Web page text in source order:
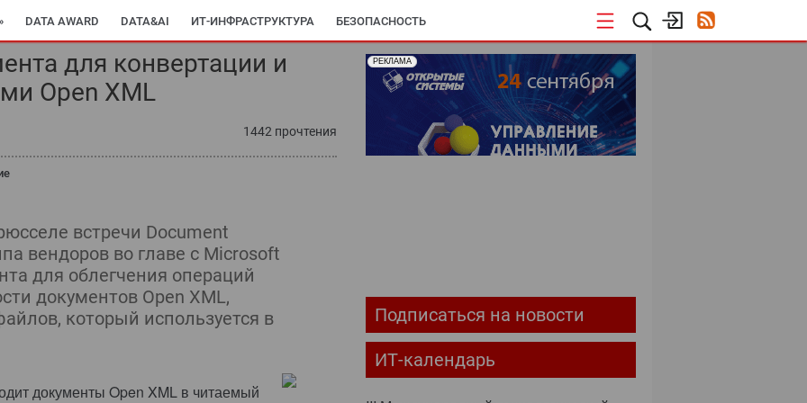
DATA AWARD DATA&AI ИТ-ИНФРАСТРУКТУРА БЕЗОПАСНОСТЬ
МИР ИТ В ЗДРАВООХРАНЕНИИ ПАРТНЕРСКИЕ ПРОЕКТЫ
для конвертации и
Open XML
1442 прочтения
встречи Document
вендоров во главе с Microsoft
для облегчения операций
документов Open XML,
который используется в
документы Open XML в читаемый
РЕКЛАМА
Подписаться на новости
ИТ-календарь